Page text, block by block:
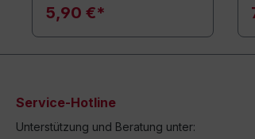
5,90 €*
Service-Hotline
Unterstützung und Beratung unter: